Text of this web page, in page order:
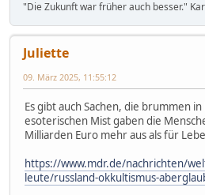
"Die Zukunft war früher auch besser."
Juliette
09. März 2025, 11:55:12
Es gibt auch Sachen, die brummen in
esoterischen Mist gaben die
Milliarden Euro mehr aus als für
https://www.mdr.de/nachrichten/
leute/russland-okkultismus-